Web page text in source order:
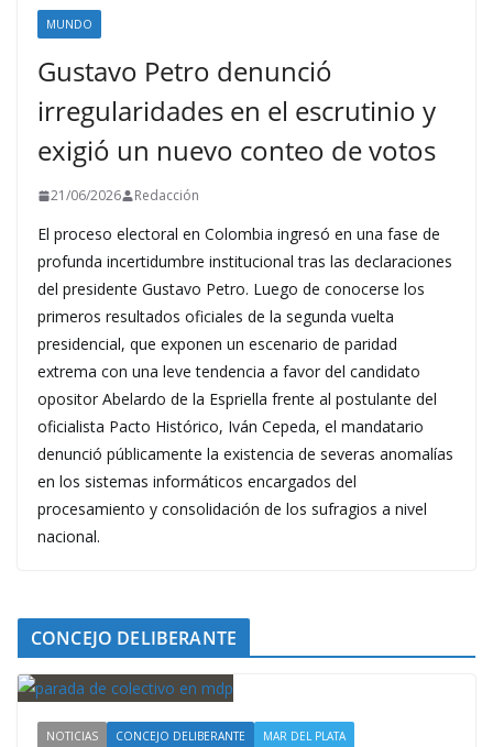
MUNDO
Gustavo Petro denunció
irregularidades en el escrutinio y
exigió un nuevo conteo de votos
21/06/2026 Redacción
El proceso electoral en Colombia ingresó en una fase de
profunda incertidumbre institucional tras las declaraciones
del presidente Gustavo Petro. Luego de conocerse los
primeros resultados oficiales de la segunda vuelta
presidencial, que exponen un escenario de paridad
extrema con una leve tendencia a favor del candidato
opositor Abelardo de la Espriella frente al postulante del
oficialista Pacto Histórico, Iván Cepeda, el mandatario
denunció públicamente la existencia de severas anomalías
en los sistemas informáticos encargados del
procesamiento y consolidación de los sufragios a nivel
nacional.
CONCEJO DELIBERANTE
NOTICIAS CONCEJO DELIBERANTE MAR DEL PLATA